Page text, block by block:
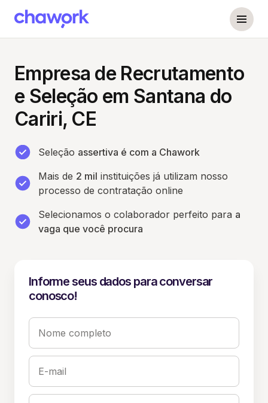
Empresa de Recrutamento
e Seleção em Santana do
Cariri, CE
Seleção assertiva é com a Chawork
Mais de 2 mil instituições já utilizam nosso
processo de contratação online
Selecionamos o colaborador perfeito para a
vaga que você procura
Informe seus dados para conversar
conosco!
Nome completo
E-mail